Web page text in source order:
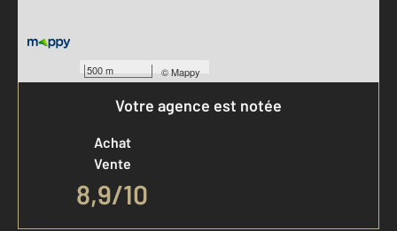
500 m ©Mappy
Votre agence est notée
Achat
Vente
8,9/10